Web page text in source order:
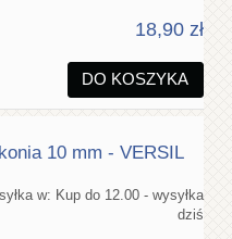
18,90 zł
DO KOSZYKA
10 mm - VERSIL
w: Kup do 12.00 - wysyłka
dziś